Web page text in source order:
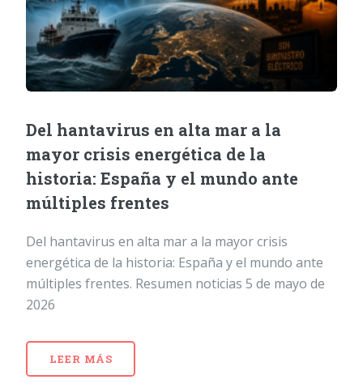
Del hantavirus en alta mar a la
mayor crisis energética de la
historia: España y el mundo ante
múltiples frentes
Del hantavirus en alta mar a la mayor crisis
energética de la historia: España y el mundo ante
múltiples frentes. Resumen noticias 5 de mayo de
2026
LEER MÁS